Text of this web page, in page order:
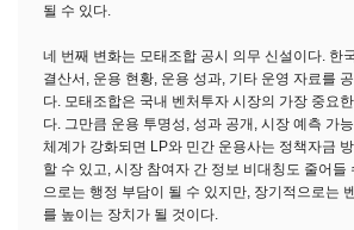
될 수 있다.
네 번째 변화는 모태조합 공시 의무 신설이다. 한
결산서, 운용 현황, 운용 성과, 기타 운영 자료를
다. 모태조합은 국내 벤처투자 시장의 가장 중요
다. 그만큼 운용 투명성, 성과 공개, 시장 예측 가
체계가 강화되면 LP와 민간 운용사는 정책자금
할 수 있고, 시장 참여자 간 정보 비대칭도 줄어들
으로는 행정 부담이 될 수 있지만, 장기적으로는
를 높이는 장치가 될 것이다.